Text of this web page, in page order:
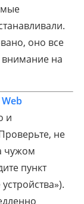
оно все
внимание на
и
не
чужом
пункт